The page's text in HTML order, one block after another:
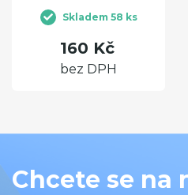
Skladem 58 ks
160 Kč
bez DPH
Chcete se na